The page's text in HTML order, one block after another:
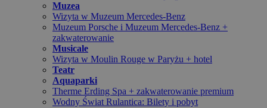
Muzea
Wizyta w Muzeum Mercedes-Benz
Muzeum Porsche i Muzeum Mercedes-Benz +
zakwaterowanie
Musicale
Wizyta w Moulin Rouge w Paryżu + hotel
Teatr
Aquaparki
Therme Erding Spa + zakwaterowanie premium
Wodny Świat Rulantica: Bilety i pobyt